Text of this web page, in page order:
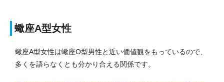
蠍座A型女性
蠍座A型女性は蠍座O型男性と近い価値観をもっているので、
多くを語らなくとも分かり合える関係です。